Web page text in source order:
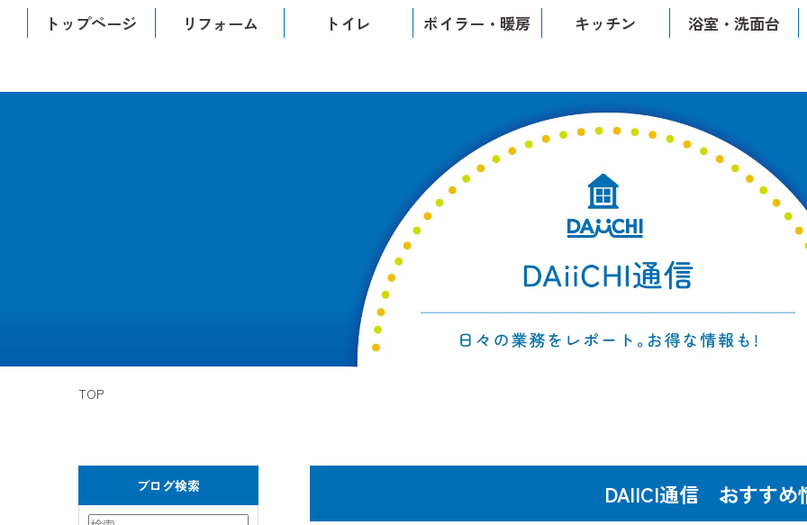
トップページ リフォーム トイレ ボイラー・暖房 キッチン 浴室・洗面台
TOP
ブログ検索 DAIICI通信 おすすめ